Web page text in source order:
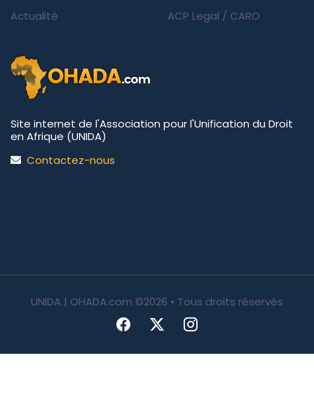
Actualité
ACP Legal / CARO
Site internet de l'Association pour l'Unification du Droit
en Afrique (UNIDA)
Contactez-nous
UNIDA | OHADA.com ©2026 • Tous droits réservés